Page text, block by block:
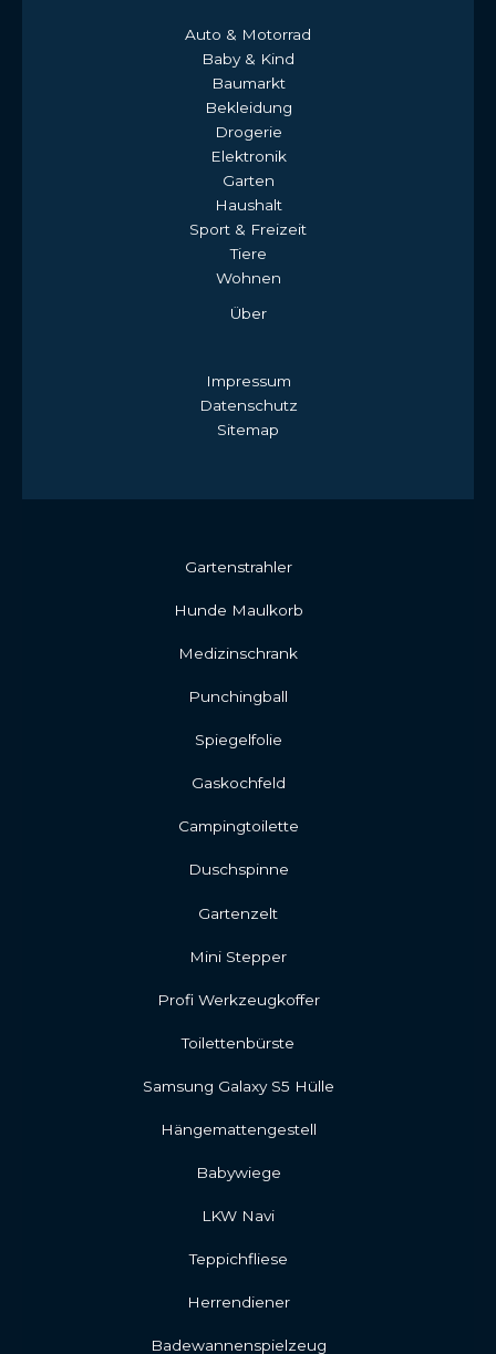
Auto & Motorrad
Baby & Kind
Baumarkt
Bekleidung
Drogerie
Elektronik
Garten
Haushalt
Sport & Freizeit
Tiere
Wohnen
Über
Impressum
Datenschutz
Sitemap
Gartenstrahler
Hunde Maulkorb
Medizinschrank
Punchingball
Spiegelfolie
Gaskochfeld
Campingtoilette
Duschspinne
Gartenzelt
Mini Stepper
Profi Werkzeugkoffer
Toilettenbürste
Samsung Galaxy S5 Hülle
Hängemattengestell
Babywiege
LKW Navi
Teppichfliese
Herrendiener
Badewannenspielzeug